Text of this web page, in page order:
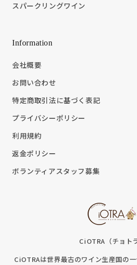
スパークリングワイン
Information
会社概要
お問い合わせ
特定商取引法に基づく表記
プライバシーポリシー
利用規約
返金ポリシー
ボランティアスタッフ募集
CiOTRA（チョトラ
CiOTRAは世界最古のワイン生産国の